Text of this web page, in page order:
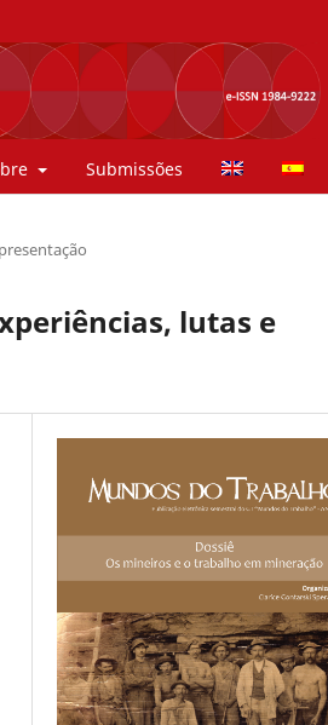
Submissões
lutas e